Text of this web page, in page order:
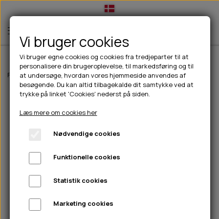
TIL HUND
💧FODER- VANDSKÅLE
CHICOPEE
GODBIDSTASKE
HALSBÅND
🦴 GODBIDDER & SNACKS
🍖 SMAGSVARIANTER
🎾 LEGETØJ
TÆNDER, ØRE, ØJE, POTER & NÆSE
🐾 UDSTYR & KOMFORT
TIL HUNDEEJER
DRIKKEFLASKER/TERMOFLASKER
HUER OG VANTER
PINEWOOD SALES
TIL KAT
TILBUD
NYHEDER
ABONNEMENT
Forside Til hunde Hundefoder Carnilove Carnilove True Fresh
Vi bruger cookies
Vi bruger egne cookies og cookies fra tredjeparter til at
personalisere din brugeroplevelse, til markedsføring og til
at undersøge, hvordan vores hjemmeside anvendes af
besøgende. Du kan altid tilbagekalde dit samtykke ved at
trykke på linket 'Cookies' nederst på siden.
Læs mere om cookies her
Nødvendige cookies
Funktionelle cookies
Statistik cookies
Marketing cookies